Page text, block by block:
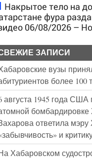
Накрытое тело на
фура
06/08/2026 –
ЗАПИСИ
вузы
более 100
августа 1945 года США
бомбардировке
ответила
и
Хабаровском